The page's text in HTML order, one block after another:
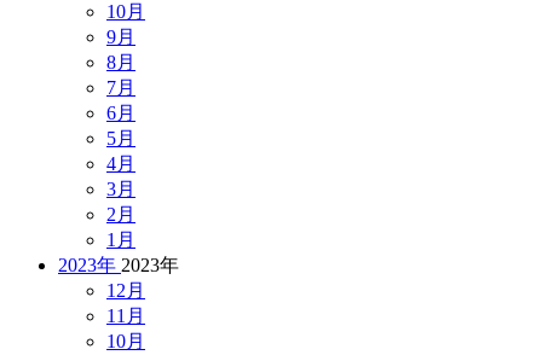
10月
9月
8月
7月
6月
5月
4月
3月
2月
1月
2023年 2023年
12月
11月
10月